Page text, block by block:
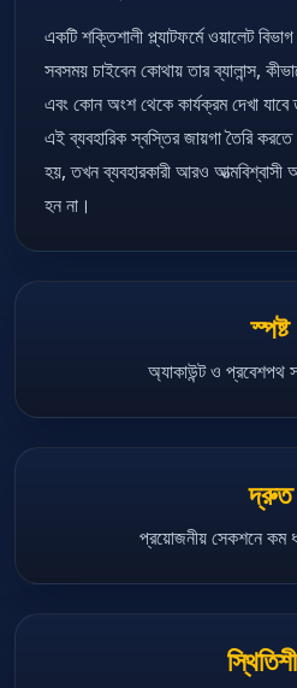
একটি শক্তিশালী প্ল্যাটফর্মে ওয়ালেট
সবসময় চাইবেন কোথায় তার ব্যালান্স,
এবং কোন অংশ থেকে কার্যক্রম দেখা
এই ব্যবহারিক স্বস্তির জায়গা তৈরি করতে
হয়, তখন ব্যবহারকারী আরও
হন না।
স্পষ্ট
অ্যাকাউন্ট ও প্রবেশপথ
দ্রুত
প্রয়োজনীয় সেকশনে কম